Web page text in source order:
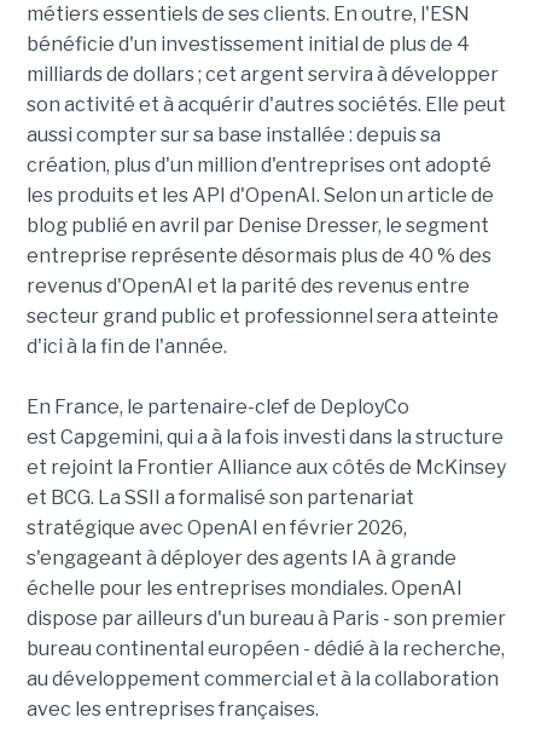
métiers essentiels de ses clients. En outre, l'ESN
bénéficie d'un investissement initial de plus de 4
milliards de dollars ; cet argent servira à développer
son activité et à acquérir d'autres sociétés. Elle peut
aussi compter sur sa base installée : depuis sa
création, plus d'un million d'entreprises ont adopté
les produits et les API d'OpenAI. Selon un article de
blog publié en avril par Denise Dresser, le segment
entreprise représente désormais plus de 40 % des
revenus d'OpenAI et la parité des revenus entre
secteur grand public et professionnel sera atteinte
d'ici à la fin de l'année.
En France, le partenaire-clef de DeployCo
est Capgemini, qui a à la fois investi dans la structure
et rejoint la Frontier Alliance aux côtés de McKinsey
et BCG. La SSII a formalisé son partenariat
stratégique avec OpenAI en février 2026,
s'engageant à déployer des agents IA à grande
échelle pour les entreprises mondiales. OpenAI
dispose par ailleurs d'un bureau à Paris - son premier
bureau continental européen - dédié à la recherche,
au développement commercial et à la collaboration
avec les entreprises françaises.